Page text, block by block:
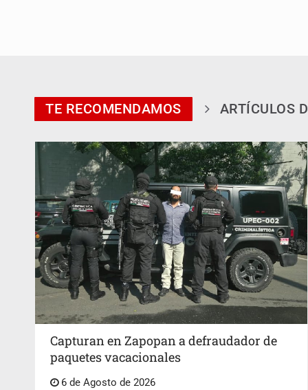
TE RECOMENDAMOS ARTÍCULOS
Capturan en Zapopan a defraudador de
paquetes vacacionales
6 de Agosto de 2026